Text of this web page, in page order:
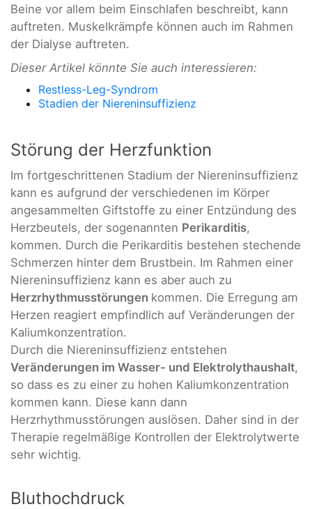
Beine vor allem beim Einschlafen beschreibt, kann
auftreten. Muskelkrämpfe können auch im Rahmen
der Dialyse auftreten.
Dieser Artikel könnte Sie auch interessieren:
Restless-Leg-Syndrom
Stadien der Niereninsuffizienz
Störung der Herzfunktion
Im fortgeschrittenen Stadium der Niereninsuffizienz
kann es aufgrund der verschiedenen im Körper
angesammelten Giftstoffe zu einer Entzündung des
Herzbeutels, der sogenannten Perikarditis,
kommen. Durch die Perikarditis bestehen stechende
Schmerzen hinter dem Brustbein. Im Rahmen einer
Niereninsuffizienz kann es aber auch zu
Herzrhythmusstörungen kommen. Die Erregung am
Herzen reagiert empfindlich auf Veränderungen der
Kaliumkonzentration.
Durch die Niereninsuffizienz entstehen
Veränderungen im Wasser- und Elektrolythaushalt,
so dass es zu einer zu hohen Kaliumkonzentration
kommen kann. Diese kann dann
Herzrhythmusstörungen auslösen. Daher sind in der
Therapie regelmäßige Kontrollen der Elektrolytwerte
sehr wichtig.
Bluthochdruck